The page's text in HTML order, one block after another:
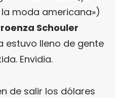
moda americana»)
Schouler
estuvo lleno de gente
Envidia.
de salir los dólares